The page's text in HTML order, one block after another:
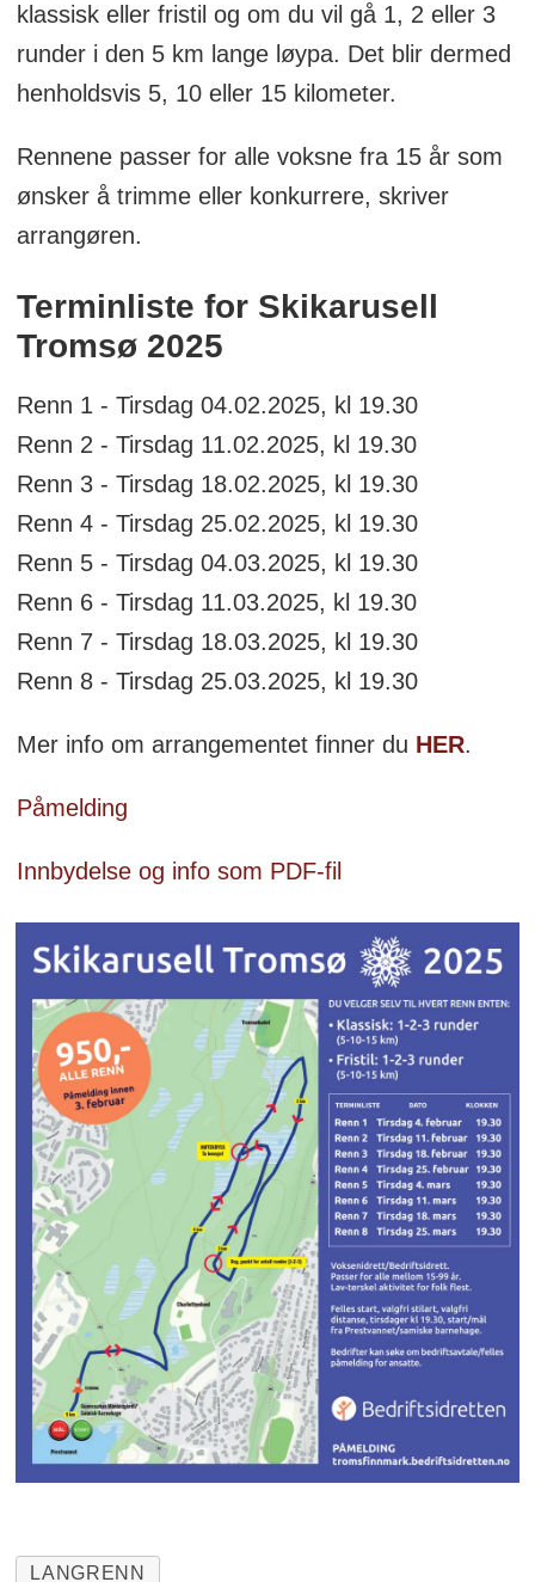
klassisk eller fristil og om du vil gå 1, 2 eller 3
runder i den 5 km lange løypa. Det blir dermed
henholdsvis 5, 10 eller 15 kilometer.
Rennene passer for alle voksne fra 15 år som
ønsker å trimme eller konkurrere, skriver
arrangøren.
Terminliste for Skikarusell
Tromsø 2025
Renn 1 - Tirsdag 04.02.2025, kl 19.30
Renn 2 - Tirsdag 11.02.2025, kl 19.30
Renn 3 - Tirsdag 18.02.2025, kl 19.30
Renn 4 - Tirsdag 25.02.2025, kl 19.30
Renn 5 - Tirsdag 04.03.2025, kl 19.30
Renn 6 - Tirsdag 11.03.2025, kl 19.30
Renn 7 - Tirsdag 18.03.2025, kl 19.30
Renn 8 - Tirsdag 25.03.2025, kl 19.30
Mer info om arrangementet finner du HER.
Påmelding
Innbydelse og info som PDF-fil
LANGRENN